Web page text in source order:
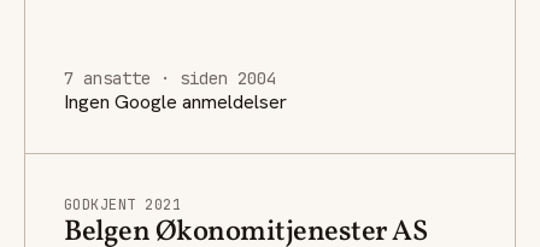
7 ansatte · siden 2004
Ingen Google anmeldelser
GODKJENT 2021
Belgen Økonomitjenester AS